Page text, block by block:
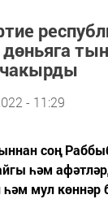
- 11:29
соң
һәм
мул көннәр